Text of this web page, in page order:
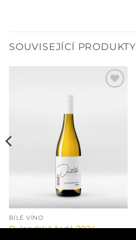
SOUVISEJÍCÍ PRODUKTY
BÍLÉ VÍNO
Rulandské šedé 2024